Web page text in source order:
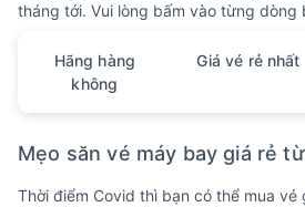
- -
27
tháng tới. Vui lòng bấm vào từng dòng
Hãng hàng
không
Giá vé rẻ nhất
Mẹo săn vé máy bay giá rẻ
Thời điểm Covid thì bạn có thể mua vé